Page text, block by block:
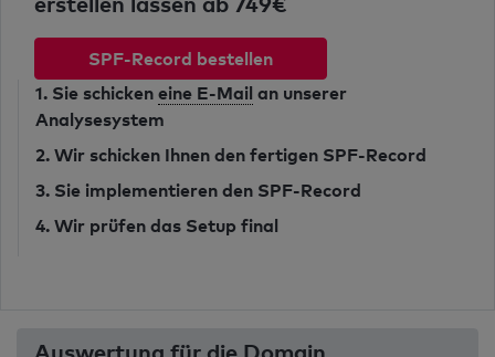
SPF-Record bestellen
1. Sie schicken eine E-Mail an unserer
Analysesystem
2. Wir schicken Ihnen den fertigen SPF-Record
3. Sie implementieren den SPF-Record
4. Wir prüfen das Setup final
Auswertung für die Domain